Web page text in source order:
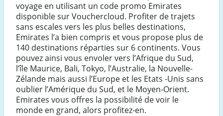
voyage en utilisant un code promo Emirates
disponible sur Vouchercloud. Profiter de trajets
sans escales vers les plus belles destinations,
Emirates l’a bien compris et vous propose plus de
140 destinations réparties sur 6 continents. Vous
pouvez ainsi vous envoler vers l’Afrique du Sud,
l’île Maurice, Bali, Tokyo, l’Australie, la Nouvelle-
Zélande mais aussi l’Europe et les Etats -Unis sans
oublier l’Amérique du Sud, et le Moyen-Orient.
Emirates vous offres la possibilité de voir le
monde en grand, alors profitez-en.